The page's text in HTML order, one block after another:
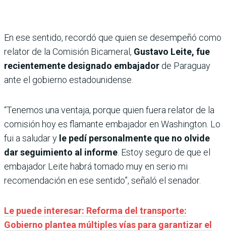
En ese sentido, recordó que quien se desempeñó como
relator de la Comisión Bicameral, Gustavo Leite, fue
recientemente designado embajador de Paraguay
ante el gobierno estadounidense.
“Tenemos una ventaja, porque quien fuera relator de la
comisión hoy es flamante embajador en Washington. Lo
fui a saludar y le pedí personalmente que no olvide
dar seguimiento al informe . Estoy seguro de que el
embajador Leite habrá tomado muy en serio mi
recomendación en ese sentido”, señaló el senador.
Le puede interesar: Reforma del transporte:
Gobierno plantea múltiples vías para garantizar el